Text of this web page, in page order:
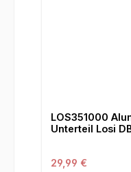
LOS351000
Unterteil Losi
Regulärer Preis:
29,99 €